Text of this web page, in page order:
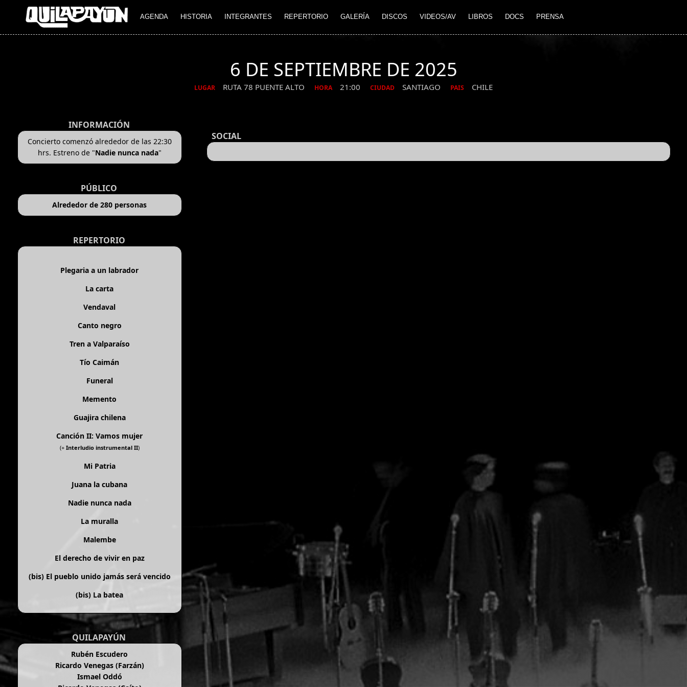
AGENDA HISTORIA INTEGRANTES REPERTORIO GALERÍA DISCOS VIDEOS/AV LIBROS DOCS PRENSA
6 DE SEPTIEMBRE DE 2025
LUGAR RUTA 78 PUENTE ALTO HORA 21:00 CIUDAD SANTIAGO PAIS CHILE
INFORMACIÓN
Concierto comenzó alrededor de las 22:30
hrs. Estreno de "Nadie nunca nada"
PÚBLICO
Alrededor de 280 personas
REPERTORIO
Plegaria a un labrador
La carta
Vendaval
Canto negro
Tren a Valparaíso
Tío Caimán
Funeral
Memento
Guajira chilena
Canción II: Vamos mujer
(+ Interludio instrumental II)
Mi Patria
Juana la cubana
Nadie nunca nada
La muralla
Malembe
El derecho de vivir en paz
(bis) El pueblo unido jamás será vencido
(bis) La batea
QUILAPAYÚN
Rubén Escudero
Ricardo Venegas (Farzán)
Ismael Oddó
SOCIAL